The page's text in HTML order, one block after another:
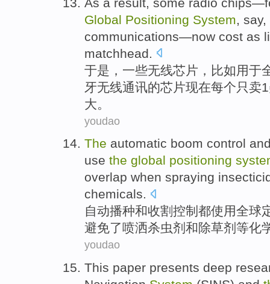
Global Positioning System , say,
communications—now cost as
matchhead
于是 ， 一些无线芯片 ， 比如 用于
牙无线通讯的芯片现在每个只卖1
大。
youdao
The automatic boom control
use the global positioning
overlap when spraying
chemicals.
自动播种和收割控制 都使用全球
避免了喷洒杀虫剂 和除草剂 等化
youdao
This paper presents deep